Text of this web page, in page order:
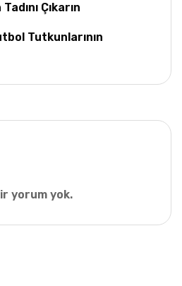
Çıkarın
Tutkunlarının
yorum yok.